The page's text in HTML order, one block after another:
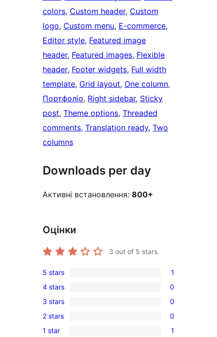
colors, Custom header, Custom
logo, Custom menu, E-commerce
Editor style, Featured image
header, Featured images, Flexible
header, Footer widgets, Full width
template, Grid layout, One column
Портфоліо, Right sidebar, Sticky
post, Theme options, Threaded
comments, Translation ready, Two
columns
Downloads per day
Активні встановлення: 800+
Оцінки
3 out of 5 stars.
1
5-
star
review
5 stars 1
0
4-
star
reviews
4 stars 0
0
3-
star
3 stars 0
0
2-
2 stars 0
1 star 1